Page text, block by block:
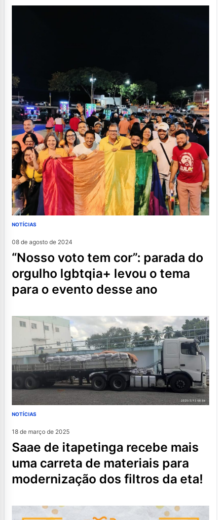
NOTÍCIAS
08 de agosto de 2024
“nosso voto tem cor”: parada do
orgulho lgbtqia+ levou o tema
para o evento desse ano
NOTÍCIAS
18 de março de 2025
saae de itapetinga recebe mais
uma carreta de materiais para
modernização dos filtros da eta!